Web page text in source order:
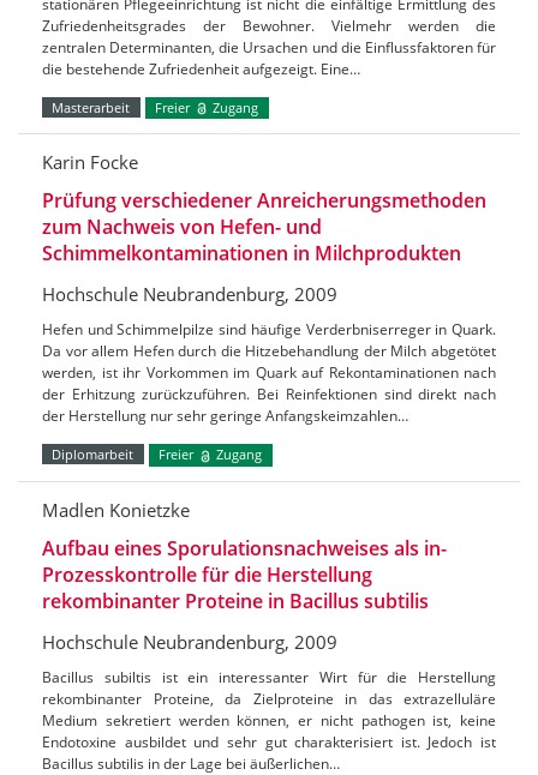
Zufriedenheitsgrades der Bewohner. Vielmehr werden die
zentralen Determinanten, die Ursachen und die Einflussfaktoren für
die bestehende Zufriedenheit aufgezeigt. Eine…
Masterarbeit Freier Zugang
Karin Focke
Prüfung verschiedener Anreicherungsmethoden
zum Nachweis von Hefen- und
Schimmelkontaminationen in Milchprodukten
Hochschule Neubrandenburg, 2009
Hefen und Schimmelpilze sind häufige Verderbniserreger in Quark.
Da vor allem Hefen durch die Hitzebehandlung der Milch abgetötet
werden, ist ihr Vorkommen im Quark auf Rekontaminationen nach
der Erhitzung zurückzuführen. Bei Reinfektionen sind direkt nach
der Herstellung nur sehr geringe Anfangskeimzahlen…
Diplomarbeit Freier Zugang
Madlen Konietzke
Aufbau eines Sporulationsnachweises als in-
Prozesskontrolle für die Herstellung
rekombinanter Proteine in Bacillus subtilis
Hochschule Neubrandenburg, 2009
Bacillus subiltis ist ein interessanter Wirt für die Herstellung
rekombinanter Proteine, da Zielproteine in das extrazelluläre
Medium sekretiert werden können, er nicht pathogen ist, keine
Endotoxine ausbildet und sehr gut charakterisiert ist. Jedoch ist
Bacillus subtilis in der Lage bei äußerlichen…